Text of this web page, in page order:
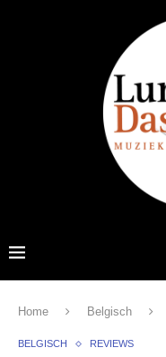
Home Belgisch
BELGISCH REVIEWS